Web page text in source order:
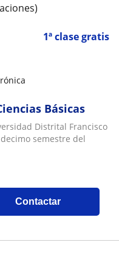
1ª clase gratis
Básicas
Distrital Francisco
semestre del
Contactar